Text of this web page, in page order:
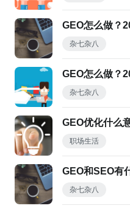
GEO怎么做？
杂七杂八
GEO怎么做？
杂七杂八
GEO优化什么
职场生活
GEO和SEO有
杂七杂八